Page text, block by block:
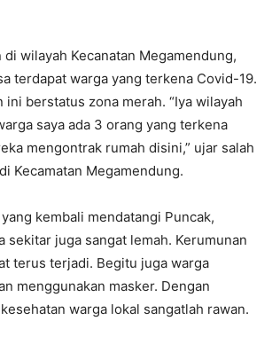
wilayah Kecanatan Megamendung,
terdapat warga yang terkena Covid-19.
ini berstatus zona merah. “Iya wilayah
saya ada 3 orang yang terkena
mengontrak rumah disini,” ujar salah
Kecamatan Megamendung.
kembali mendatangi Puncak,
sekitar juga sangat lemah. Kerumunan
terus terjadi. Begitu juga warga
menggunakan masker. Dengan
warga lokal sangatlah rawan.